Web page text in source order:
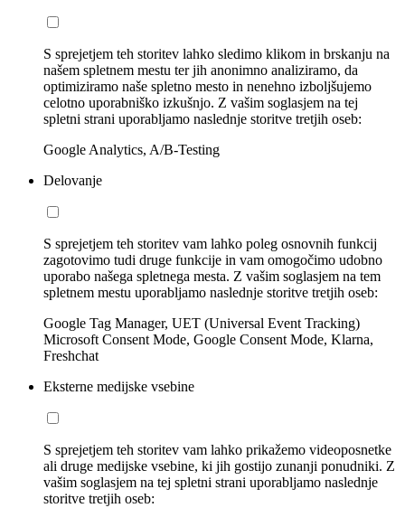
S sprejetjem teh storitev lahko sledimo klikom in brskanju na
našem spletnem mestu ter jih anonimno analiziramo, da
optimiziramo naše spletno mesto in nenehno izboljšujemo
celotno uporabniško izkušnjo. Z vašim soglasjem na tej
spletni strani uporabljamo naslednje storitve tretjih oseb:
Google Analytics, A/B-Testing
Delovanje
S sprejetjem teh storitev vam lahko poleg osnovnih funkcij
zagotovimo tudi druge funkcije in vam omogočimo udobno
uporabo našega spletnega mesta. Z vašim soglasjem na tem
spletnem mestu uporabljamo naslednje storitve tretjih oseb:
Google Tag Manager, UET (Universal Event Tracking)
Microsoft Consent Mode, Google Consent Mode, Klarna,
Freshchat
Eksterne medijske vsebine
S sprejetjem teh storitev vam lahko prikažemo videoposnetke
ali druge medijske vsebine, ki jih gostijo zunanji ponudniki. Z
vašim soglasjem na tej spletni strani uporabljamo naslednje
storitve tretjih oseb: